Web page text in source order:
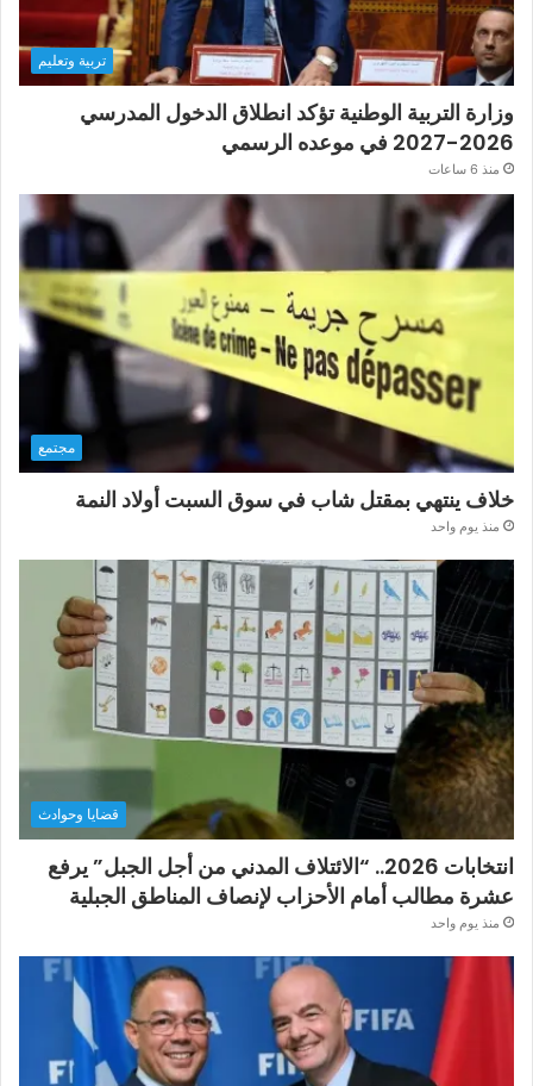
تربية وتعليم
وزارة التربية الوطنية تؤكد انطلاق الدخول المدرسي
2026-2027 في موعده الرسمي
منذ 6 ساعات
مجتمع
خلاف ينتهي بمقتل شاب في سوق السبت أولاد النمة
منذ يوم واحد
قضايا وحوادث
انتخابات 2026.. “الائتلاف المدني من أجل الجبل” يرفع
عشرة مطالب أمام الأحزاب لإنصاف المناطق الجبلية
منذ يوم واحد